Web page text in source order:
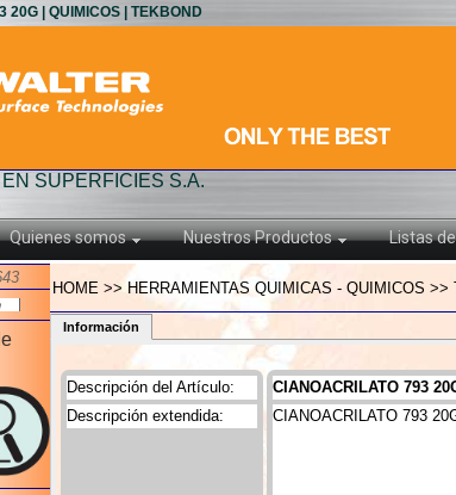
20G | QUIMICOS | TEKBOND
SUPERFICIES S.A.
Quienes somos Nuestros Productos Listas
HOME >> HERRAMIENTAS QUIMICAS - QUIMICOS
Información
Descripción del Artículo:
Descripción extendida:
CIANOACRILATO 793
CIANOACRILATO 793